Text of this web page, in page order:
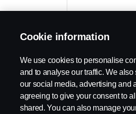
Cookie information
We use cookies to personalise
and to analyse our traffic. We
our social media, advertising and
agreeing to give your consent to
shared. You can also manage